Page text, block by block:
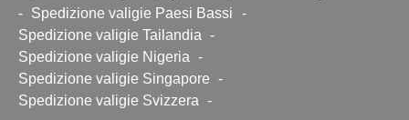
-
Spedizione valigie Paesi Bassi
-
Spedizione valigie Tailandia
-
Spedizione valigie Nigeria
-
Spedizione valigie Singapore
-
Spedizione valigie Svizzera
-